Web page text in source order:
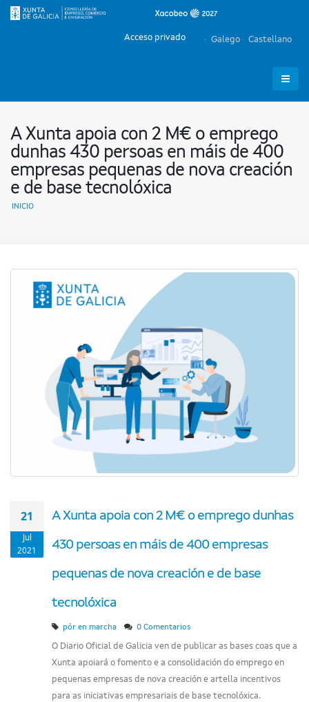
Galego Castellano
Acceso privado
A Xunta apoia con 2 M€ o emprego
dunhas 430 persoas en máis de 400
empresas pequenas de nova creación
e de base tecnolóxica
INICIO
21
Jul
2021
A Xunta apoia con 2 M€ o emprego dunhas
430 persoas en máis de 400 empresas
pequenas de nova creación e de base
tecnolóxica
pór en marcha 0 Comentarios
O Diario Oficial de Galicia ven de publicar as bases coas que a
Xunta apoiará o fomento e a consolidación do emprego en
pequenas empresas de nova creación e artella incentivos
para as iniciativas empresariais de base tecnolóxica.